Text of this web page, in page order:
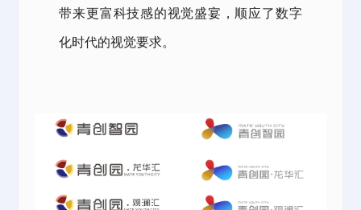
带来更富科技感的视觉盛宴，顺应了数字
化时代的视觉要求。